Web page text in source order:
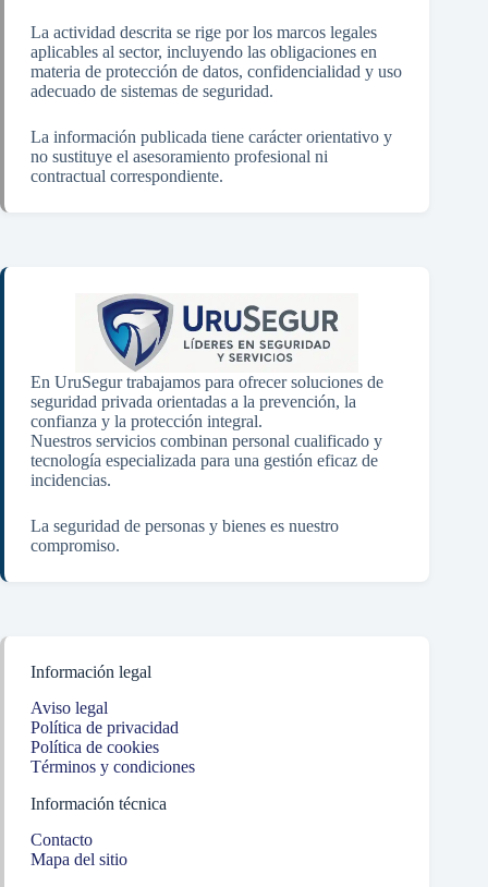
La actividad descrita se rige por los marcos legales
aplicables al sector, incluyendo las obligaciones en
materia de protección de datos, confidencialidad y uso
adecuado de sistemas de seguridad.
La información publicada tiene carácter orientativo y
no sustituye el asesoramiento profesional ni
contractual correspondiente.
En UruSegur trabajamos para ofrecer soluciones de
seguridad privada orientadas a la prevención, la
confianza y la protección integral.
Nuestros servicios combinan personal cualificado y
tecnología especializada para una gestión eficaz de
incidencias.
La seguridad de personas y bienes es nuestro
compromiso.
Información legal
Aviso legal
Política de privacidad
Política de cookies
Términos y condiciones
Información técnica
Contacto
Mapa del sitio